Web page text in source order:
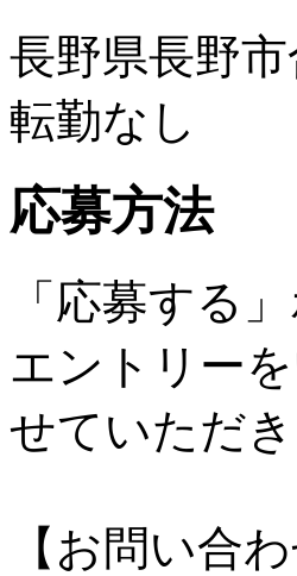
長野県長野
転勤なし
応募方法
「応募する
エントリー
せていただき
【お問い合わ